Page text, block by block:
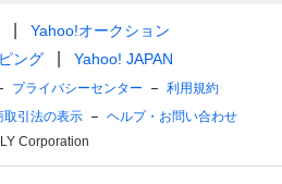
Yahoo!オークション
ング
Yahoo! JAPAN
プライバシーセンター
利用規約
取引法の表示
ヘルプ・お問い合わせ
Corporation